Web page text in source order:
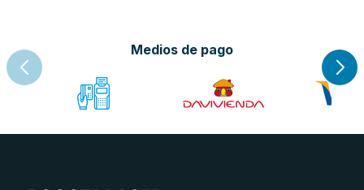
Medios de pago